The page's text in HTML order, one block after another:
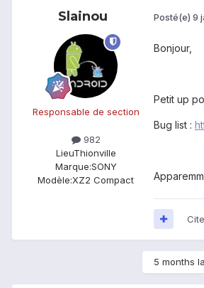
Slainou
Responsable de section
982
LieuThionville
Marque:SONY
Modèle:XZ2 Compact
Posté(e) 9
Bonjour,
Petit up
Bug list :
5 months